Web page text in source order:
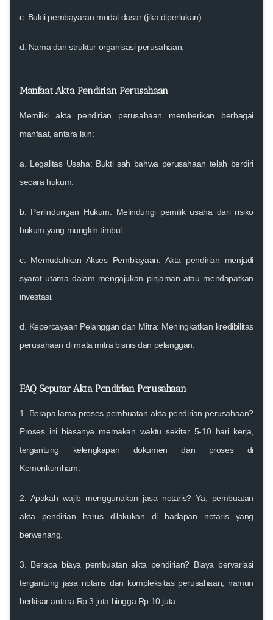
c. Bukti pembayaran modal dasar (jika diperlukan).
d. Nama dan struktur organisasi perusahaan.
Manfaat Akta Pendirian Perusahaan
Memiliki akta pendirian perusahaan memberikan berbagai
manfaat, antara lain:
a. Legalitas Usaha: Bukti sah bahwa perusahaan telah berdiri
secara hukum.
b. Perlindungan Hukum: Melindungi pemilik usaha dari risiko
hukum yang mungkin timbul.
c. Memudahkan Akses Pembiayaan: Akta pendirian menjadi
syarat utama dalam mengajukan pinjaman atau mendapatkan
investasi.
d. Kepercayaan Pelanggan dan Mitra: Meningkatkan kredibilitas
perusahaan di mata mitra bisnis dan pelanggan.
FAQ Seputar Akta Pendirian Perusahaan
1. Berapa lama proses pembuatan akta pendirian perusahaan?
Proses ini biasanya memakan waktu sekitar 5-10 hari kerja,
tergantung kelengkapan dokumen dan proses di
Kemenkumham.
2. Apakah wajib menggunakan jasa notaris?Ya, pembuatan
akta pendirian harus dilakukan di hadapan notaris yang
berwenang.
3. Berapa biaya pembuatan akta pendirian?Biaya bervariasi
tergantung jasa notaris dan kompleksitas perusahaan, namun
berkisar antara Rp 3 juta hingga Rp 10 juta.